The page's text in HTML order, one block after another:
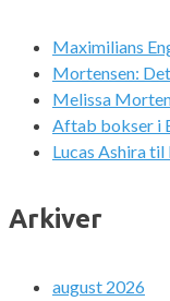
Maximilians
Mortensen:
Melissa
Aftab bokser i
Lucas Ashira
Arkiver
august 2026